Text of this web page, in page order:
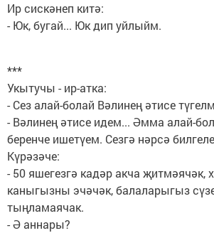
Ир сискәнеп китә:
- Юк, бугай... Юк дип уйлыйм.
***
Укытучы - ир-атка:
- Сез алай-болай Вәлинең әтисе
- Вәлинең әтисе идем... Әмма алай-
беренче ишетүем. Сезгә нәрсә
Күрәзәче:
- 50 яшегезгә кадәр акча җитмәячәк,
каныгызны эчәчәк, балаларыгыз
тыңламаячак.
- Ә аннары?